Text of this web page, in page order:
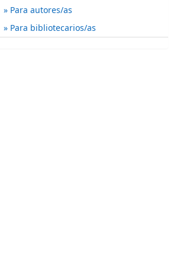
Para autores/as
Para bibliotecarios/as